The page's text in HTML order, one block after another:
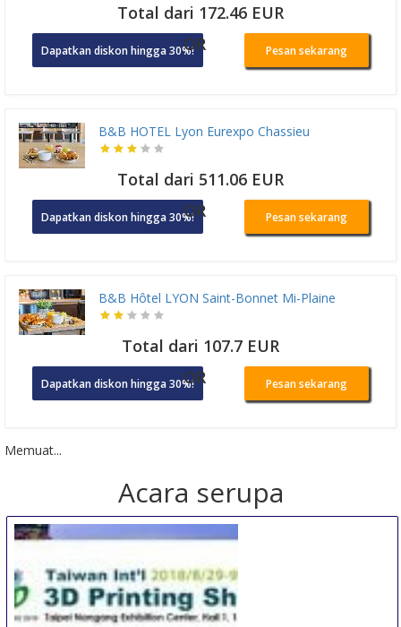
Total dari 172.46 EUR
Dapatkan diskon hingga 30%!OR Pesan sekarang
B&B HOTEL Lyon Eurexpo Chassieu
Total dari 511.06 EUR
Dapatkan diskon hingga 30%!OR Pesan sekarang
B&B Hôtel LYON Saint-Bonnet Mi-Plaine
Total dari 107.7 EUR
Dapatkan diskon hingga 30%!OR Pesan sekarang
Memuat...
Acara serupa